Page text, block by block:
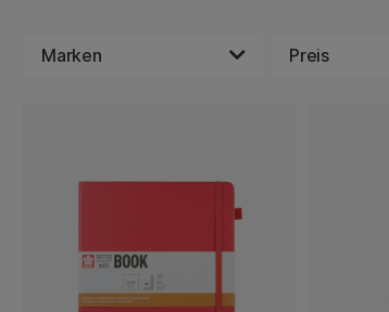
Leuchtturm ausprobieren, die es deinen
die den populären Trend und das
oftmals Bücher mit gepunkteten Seiten
unterwegs auf Reisen bist oder dich viel im
Sortiment an besonders strapazierfähigem
bekannten wasserfesten Notizbücher von
Marken Preis